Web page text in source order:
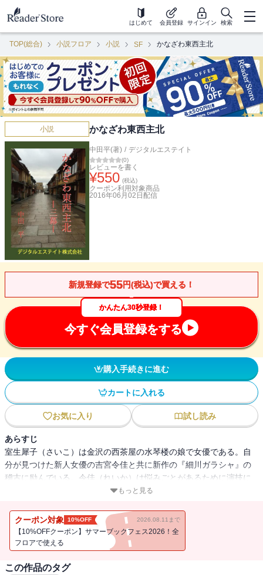
はじめて 会員登録 サインイン 検索
TOP(総合) 小説フロア 小説 SF かなざわ東西主北
小説 かなざわ東西主北
中田平(著) / デジタルエステイト
(0)
レビューを書く
¥550 (税込)
クーポン利用対象商品
2016年06月02日 配信
新規登録で55円(税込)で買える！
かんたん30秒登録！
今すぐ会員登録をする
購入手続きに進む
カートに入れる
お気に入り 試し読み
あらすじ
室生犀子（さいこ）は金沢の西茶屋の水琴楼の娘で女優である。自
分が見つけた新人女優の吉宮令佳と共に新作の『細川ガラシャ』の
稽古に励んでいる。令佳（れいか）は悩みごとがあるために演技に
迷いがある。稽古を見ていた戯曲の原作者のフォークロア学教授の
おうとする。令佳の悩みの原因は引きこもりの弟のが新興宗教に入
信したことであった。実は圭は新興宗教「心の友」から相次いで亡
くなった両親の遺産「風茶楼（ふうちゃろう）」の寄付を迫られて
徳田秋子は犀子と鏡の共通の友人である。鏡の親戚である多美が女
もっと見る
クーポン対象 10%OFF 2026.08.11まで
【10%OFFクーポン】サマーブックフェス2026！全
フロアで使える
この作品のタグ